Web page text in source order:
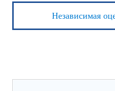
Независимая